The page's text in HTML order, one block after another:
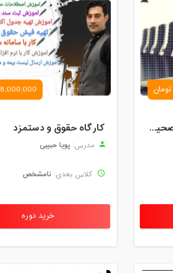
کارگاه آموزش روش های صحیح درس خواندن همراه با یادگیری بدون فراموشی
8,000,000 تومان
کارگاه حقوق و دستمزد
مدرس: پویا حبیبی
کلاس بعدی: نامشخص
خرید دوره